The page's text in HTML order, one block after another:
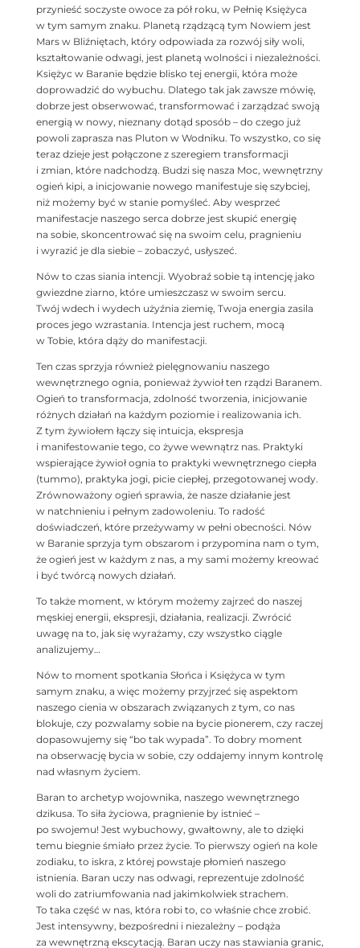
przynieść soczyste owoce za pół roku, w Pełnię Księżyca
w tym samym znaku. Planetą rządzącą tym Nowiem jest
Mars w Bliźniętach, który odpowiada za rozwój siły woli,
kształtowanie odwagi, jest planetą wolności i niezależności.
Księżyc w Baranie będzie blisko tej energii, która może
doprowadzić do wybuchu. Dlatego tak jak zawsze mówię,
dobrze jest obserwować, transformować i zarządzać swoją
energią w nowy, nieznany dotąd sposób – do czego już
powoli zaprasza nas Pluton w Wodniku. To wszystko, co się
teraz dzieje jest połączone z szeregiem transformacji
i zmian, które nadchodzą. Budzi się nasza Moc, wewnętrzny
ogień kipi, a inicjowanie nowego manifestuje się szybciej,
niż możemy być w stanie pomyśleć. Aby wesprzeć
manifestacje naszego serca dobrze jest skupić energię
na sobie, skoncentrować się na swoim celu, pragnieniu
i wyrazić je dla siebie – zobaczyć, usłyszeć.
Nów to czas siania intencji. Wyobraź sobie tą intencję jako
gwiezdne ziarno, które umieszczasz w swoim sercu.
Twój wdech i wydech użyźnia ziemię, Twoja energia zasila
proces jego wzrastania. Intencja jest ruchem, mocą
w Tobie, która dąży do manifestacji.
Ten czas sprzyja również pielęgnowaniu naszego
wewnętrznego ognia, ponieważ żywioł ten rządzi Baranem.
Ogień to transformacja, zdolność tworzenia, inicjowanie
różnych działań na każdym poziomie i realizowania ich.
Z tym żywiołem łączy się intuicja, ekspresja
i manifestowanie tego, co żywe wewnątrz nas. Praktyki
wspierające żywioł ognia to praktyki wewnętrznego ciepła
(tummo), praktyka jogi, picie ciepłej, przegotowanej wody.
Zrównoważony ogień sprawia, że nasze działanie jest
w natchnieniu i pełnym zadowoleniu. To radość
doświadczeń, które przeżywamy w pełni obecności. Nów
w Baranie sprzyja tym obszarom i przypomina nam o tym,
że ogień jest w każdym z nas, a my sami możemy kreować
i być twórcą nowych działań.
To także moment, w którym możemy zajrzeć do naszej
męskiej energii, ekspresji, działania, realizacji. Zwrócić
uwagę na to, jak się wyrażamy, czy wszystko ciągle
analizujemy…
Nów to moment spotkania Słońca i Księżyca w tym
samym znaku, a więc możemy przyjrzeć się aspektom
naszego cienia w obszarach związanych z tym, co nas
blokuje, czy pozwalamy sobie na bycie pionerem, czy raczej
dopasowujemy się “bo tak wypada”. To dobry moment
na obserwację bycia w sobie, czy oddajemy innym kontrolę
nad własnym życiem.
Baran to archetyp wojownika, naszego wewnętrznego
dzikusa. To siła życiowa, pragnienie by istnieć –
po swojemu! Jest wybuchowy, gwałtowny, ale to dzięki
temu biegnie śmiało przez życie. To pierwszy ogień na kole
zodiaku, to iskra, z której powstaje płomień naszego
istnienia. Baran uczy nas odwagi, reprezentuje zdolność
woli do zatriumfowania nad jakimkolwiek strachem.
To taka część w nas, która robi to, co właśnie chce zrobić.
Jest intensywny, bezpośredni i niezależny – podąża
za wewnętrzną ekscytacją. Baran uczy nas stawiania granic,